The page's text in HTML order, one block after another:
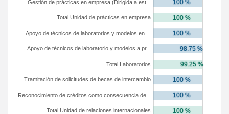
Total Unidad de relaciones internacionales
Reconocimiento de créditos como consecuencia de...
Tramitación de solicitudes de becas de intercambio
Total Laboratorios
Apoyo de técnicos de laboratorio y modelos a pr...
Apoyo de técnicos de laboratorios y modelos en ...
Total Unidad de prácticas en empresa
Gestión de prácticas en empresa (Dirigida a est...